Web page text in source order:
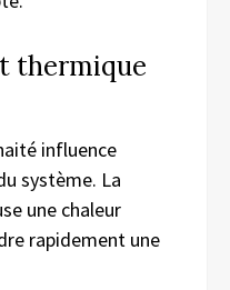
thermique
influence
système. La
une chaleur
rapidement une